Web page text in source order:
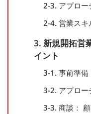
2-3. アプロー
2-4. 営業スキ
3. 新規開拓営
イント
3-1. 事前準備
3-2. アプロー
3-3. 商談：